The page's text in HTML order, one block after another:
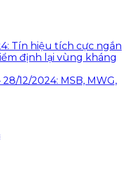
Tín hiệu tích cực ngắn
định lại vùng kháng
12/2024: MSB, MWG,